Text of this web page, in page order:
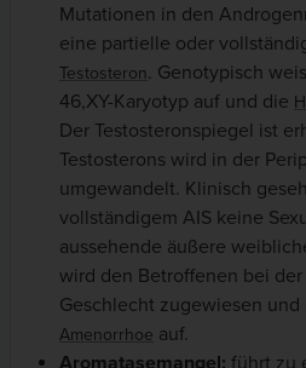
Mutationen in den
eine partielle oder
Testosteron. Genotypisch
46,XY-Karyotyp auf und die
Der Testosteronspiegel ist
Testosterons wird in der
umgewandelt. Klinisch
vollständigem AIS keine
aussehende äußere
wird den Betroffenen bei
Geschlecht zugewiesen und
Amenorrhoe auf.